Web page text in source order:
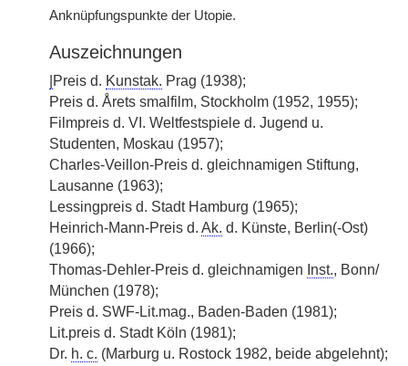
Anknüpfungspunkte der Utopie.
Auszeichnungen
Preis d. Kunstak. Prag (1938);
Preis d. Årets smalfilm, Stockholm (1952, 1955);
Filmpreis d. VI. Weltfestspiele d. Jugend u.
Studenten, Moskau (1957);
Charles-Veillon-Preis d. gleichnamigen Stiftung,
Lausanne (1963);
Lessingpreis d. Stadt Hamburg (1965);
Heinrich-Mann-Preis d. Ak. d. Künste, Berlin(-Ost)
(1966);
Thomas-Dehler-Preis d. gleichnamigen Inst., Bonn/
München (1978);
Preis d. SWF-Lit.mag., Baden-Baden (1981);
Lit.preis d. Stadt Köln (1981);
Dr. h. c. (Marburg u. Rostock 1982, beide abgelehnt);